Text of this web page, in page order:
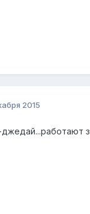
2015